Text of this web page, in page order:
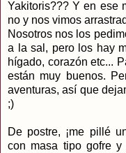
Yakitoris??? Y en ese
no y nos vimos
Nosotros nos los
a la sal, pero los hay
hígado, corazón etc...
están muy buenos.
aventuras, así que
;)
De postre, ¡me pillé
con masa tipo gofre